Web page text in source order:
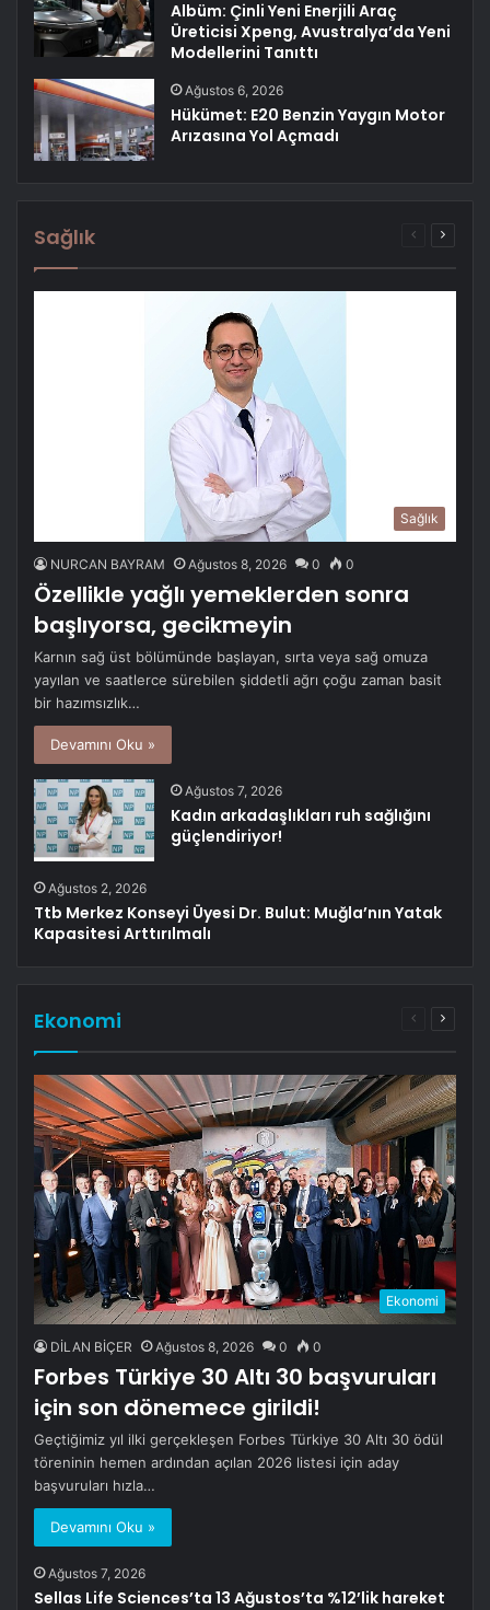
Albüm: Çinli Yeni Enerjili Araç
Üreticisi Xpeng, Avustralya’da Yeni
Modellerini Tanıttı
Ağustos 6, 2026
Hükümet: E20 Benzin Yaygın Motor
Arızasına Yol Açmadı
Sağlık
ÖncekiSonraki
Sağlık
NURCAN BAYRAM Ağustos 8, 2026 0 0
Özellikle yağlı yemeklerden sonra
başlıyorsa, gecikmeyin
Karnın sağ üst bölümünde başlayan, sırta veya sağ omuza
yayılan ve saatlerce sürebilen şiddetli ağrı çoğu zaman basit
bir hazımsızlık…
Devamını Oku »
Ağustos 7, 2026
Kadın arkadaşlıkları ruh sağlığını
güçlendiriyor!
Ağustos 2, 2026
Ttb Merkez Konseyi Üyesi Dr. Bulut: Muğla’nın Yatak
Kapasitesi Arttırılmalı
Ekonomi
ÖncekiSonraki
Ekonomi
DİLAN BİÇER Ağustos 8, 2026 0 0
Forbes Türkiye 30 Altı 30 başvuruları
için son dönemece girildi!
Geçtiğimiz yıl ilki gerçekleşen Forbes Türkiye 30 Altı 30 ödül
töreninin hemen ardından açılan 2026 listesi için aday
başvuruları hızla…
Devamını Oku »
Ağustos 7, 2026
Sellas Life Sciences’ta 13 Ağustos’ta %12’lik hareket